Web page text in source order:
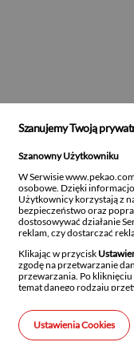
Szanujemy Twoją
Szanowny Użytkowniku
W Serwisie
osobowe. Dzięki
Użytkownicy korzystają z
bezpieczeństwo oraz
dostosowywać działanie
reklam, czy dostarczać
Klikając w przycisk
zgodę na przetwarzanie
przewarzania. Po kliknięciu
temat danego rodzaju
Szanujemy również prawo
urządzeniach końcowych
cookies w ogólności,
Ustawienia Cookies